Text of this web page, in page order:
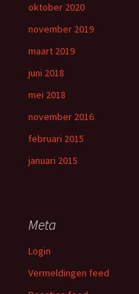
oktober 2020
november 2019
maart 2019
juni 2018
mei 2018
november 2016
februari 2015
januari 2015
Meta
Login
Vermeldingen feed